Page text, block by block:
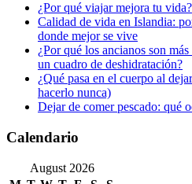
¿Por qué viajar mejora tu vida?
Calidad de vida en Islandia:
donde mejor se vive
¿Por qué los ancianos son
un cuadro de deshidratación?
¿Qué pasa en el cuerpo al
hacerlo nunca)
Dejar de comer pescado: qué
Calendario
August 2026